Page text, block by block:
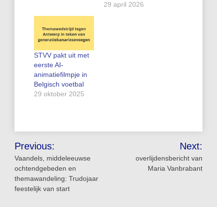
29 april 2026
STVV pakt uit met
eerste AI-
animatiefilmpje in
Belgisch voetbal
29 oktober 2025
Bericht
navigatie
Previous:
Vaandels, middeleeuwse
ochtendgebeden en
themawandeling: Trudojaar
feestelijk van start
Next:
overlijdensbericht van
Maria Vanbrabant